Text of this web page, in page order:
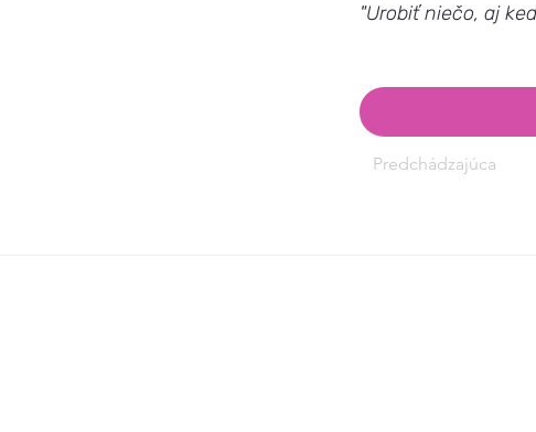
"Urobiť niečo, aj
Predchádzajúca